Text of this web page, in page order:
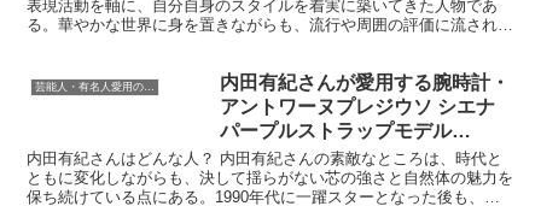
イヤル Ref.116500LN
平野莉玖さんはどんな人？ 平野莉玖さんは、音楽やファッション、
表現活動を軸に、自分自身のスタイルを着実に築いてきた人物であ
る。華やかな世界に身を置きながらも、流行や周囲の評価に流されす
ぎることなく、自分の感覚を大切にしている点が大きな特徴だ...
芸能人・有名人愛用の腕時計
内田有紀さんが愛用する腕時計・